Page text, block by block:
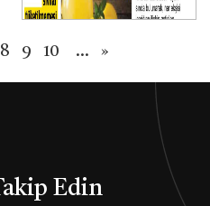
8 9 10 ... »
Edin